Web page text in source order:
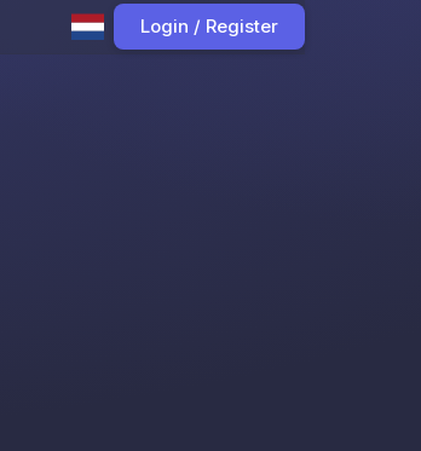
Login / Register